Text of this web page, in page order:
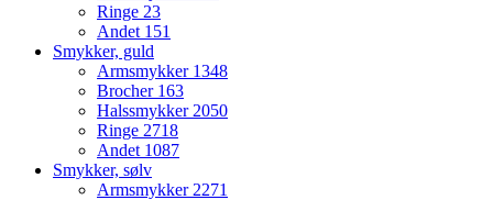
Ringe 23
Andet 151
Smykker, guld
Armsmykker 1348
Brocher 163
Halssmykker 2050
Ringe 2718
Andet 1087
Smykker, sølv
Armsmykker 2271